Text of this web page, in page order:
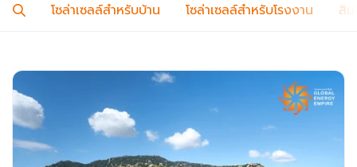
โซล่าเซลล์สำหรับบ้าน โซล่าเซลล์สำหรับโรงงาน สิน